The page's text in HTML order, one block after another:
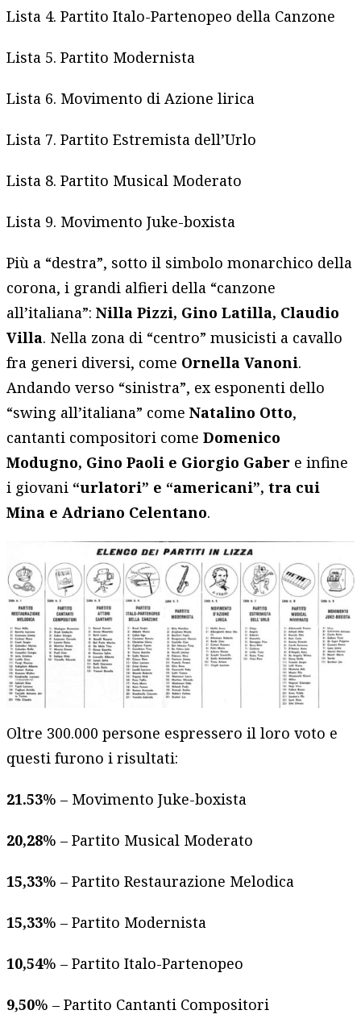
Lista 4. Partito Italo-Partenopeo della Canzone
Lista 5. Partito Modernista
Lista 6. Movimento di Azione lirica
Lista 7. Partito Estremista dell’Urlo
Lista 8. Partito Musical Moderato
Lista 9. Movimento Juke-boxista
Più a “destra”, sotto il simbolo monarchico della
corona, i grandi alfieri della “canzone
all’italiana”:Nilla Pizzi, Gino Latilla, Claudio
Villa. Nella zona di “centro” musicisti a cavallo
fra generi diversi, come Ornella Vanoni.
Andando verso “sinistra”, ex esponenti dello
“swing all’italiana” comeNatalino Otto,
cantanti compositori comeDomenico
Modugno, Gino Paoli e Giorgio Gaber e infine
i giovani “urlatori” e “americani”, tra cui
Mina e Adriano Celentano.
Oltre 300.000 persone espressero il loro voto e
questi furono i risultati:
21.53% – Movimento Juke-boxista
20,28% – Partito Musical Moderato
15,33% – Partito Restaurazione Melodica
15,33% – Partito Modernista
10,54% – Partito Italo-Partenopeo
9,50% – Partito Cantanti Compositori